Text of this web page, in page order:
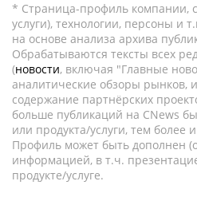
* Страница-профиль компании,
услуги), технологии, персоны и
на основе анализа архива
Обрабатываются тексты всех
(новости, включая "Главные
аналитические обзоры рынков,
содержание партнёрских
больше публикаций на CNews
или продукта/услуги, тем
Профиль может быть дополнен
информацией, в т.ч.
продукте/услуге.